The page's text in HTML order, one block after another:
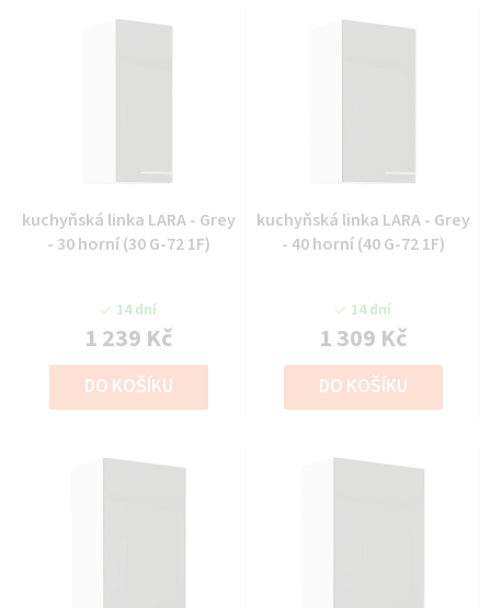
kuchyňská linka LARA - Grey
- 30 horní (30 G-72 1F)
14 dní
1 239 Kč
DO KOŠÍKU
kuchyňská linka LARA - Grey
- 40 horní (40 G-72 1F)
14 dní
1 309 Kč
DO KOŠÍKU